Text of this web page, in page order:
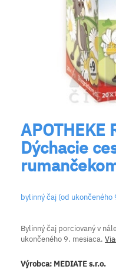
APOTHEKE
Dýchacie
bylinný čaj (od
Bylinný čaj porciovaný v
ukončeného 9. mesiaca.
Výrobca: MEDIATE s.r.o.